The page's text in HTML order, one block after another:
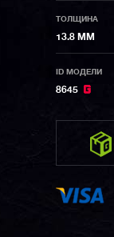
ТОЛЩИНА
13.8 ММ
ID МОДЕЛИ
8645